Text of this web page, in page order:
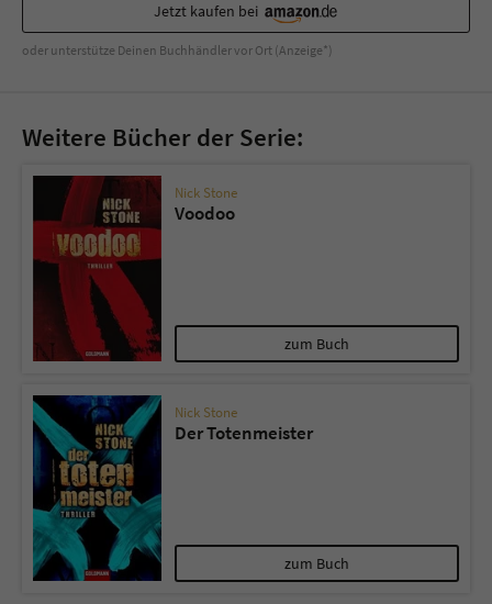
Jetzt kaufen bei
oder unterstütze Deinen Buchhändler vor Ort (Anzeige*)
Weitere Bücher der Serie:
Nick Stone
Voodoo
zum Buch
Nick Stone
Der Totenmeister
zum Buch